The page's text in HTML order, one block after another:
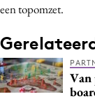
een topomzet.
Van